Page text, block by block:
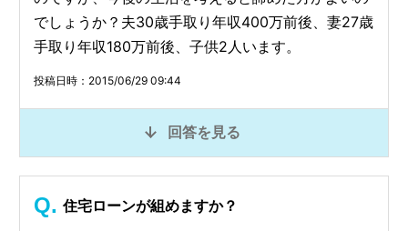
でしょうか？夫30歳手取り年収400万前後、妻27歳
手取り年収180万前後、子供2人います。
投稿日時：2015/06/29 09:44
回答を見る
住宅ローンが組めますか？